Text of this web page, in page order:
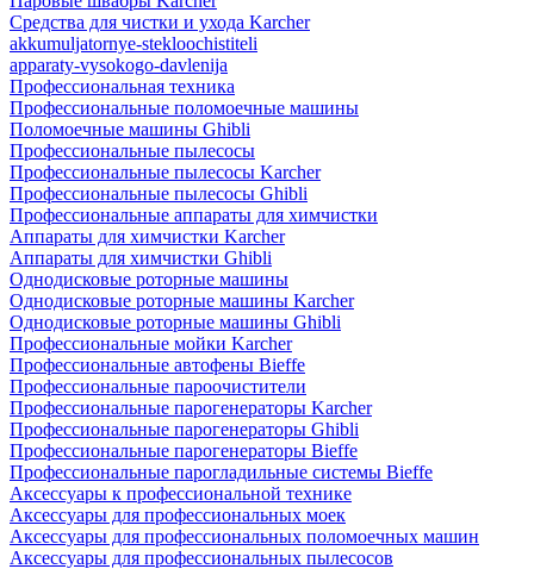
Средства для чистки и ухода Karcher
akkumuljatornye-stekloochistiteli
apparaty-vysokogo-davlenija
Профессиональная техника
Профессиональные поломоечные машины
Поломоечные машины Ghibli
Профессиональные пылесосы
Профессиональные пылесосы Karcher
Профессиональные пылесосы Ghibli
Профессиональные аппараты для химчистки
Аппараты для химчистки Karcher
Аппараты для химчистки Ghibli
Однодисковые роторные машины
Однодисковые роторные машины Karcher
Однодисковые роторные машины Ghibli
Профессиональные мойки Karcher
Профессиональные автофены Bieffe
Профессиональные пароочистители
Профессиональные парогенераторы Karcher
Профессиональные парогенераторы Ghibli
Профессиональные парогенераторы Bieffe
Профессиональные парогладильные системы Bieffe
Аксессуары к профессиональной технике
Аксессуары для профессиональных моек
Аксессуары для профессиональных поломоечных машин
Аксессуары для профессиональных пылесосов